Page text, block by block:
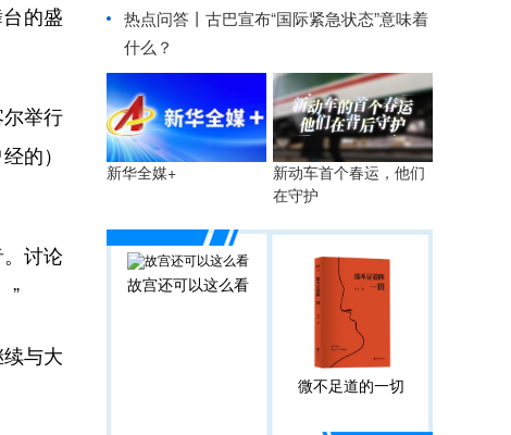
的盛
举行
的）
讨论
”
与大
热点问答丨古巴宣布“国际紧急状态”意味着
什么？
新华全媒+
新动车首个春运，他们
在守护
故宫还可以这么看
微不足道的一切